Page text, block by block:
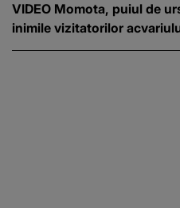
VIDEO Momota, puiul de
inimile vizitatorilor